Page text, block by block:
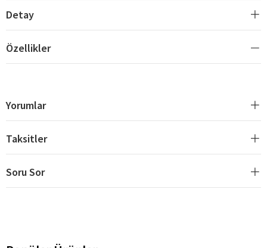
Detay
Özellikler
Yorumlar
Taksitler
Soru Sor